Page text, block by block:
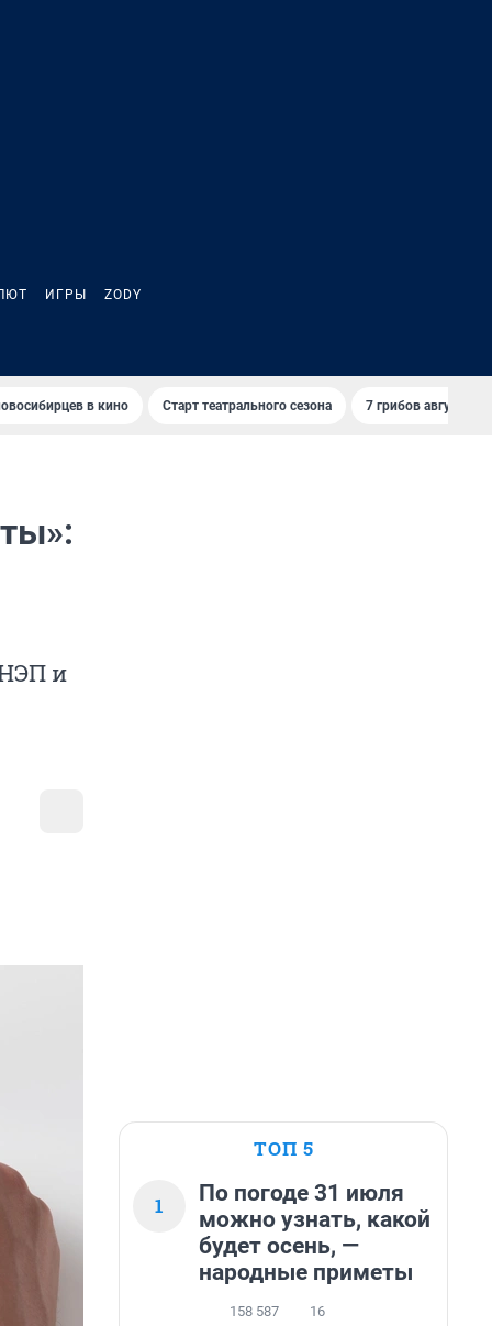
ИГРЫ ZODY
в кино Старт театрального сезона 7 грибов августа
и
ТОП 5
1
По погоде 31 июля
можно узнать, какой
будет осень, —
народные приметы
158 587 16